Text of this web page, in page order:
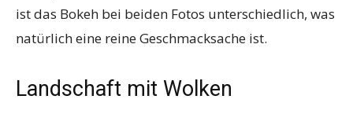
ist das Bokeh bei beiden Fotos unterschiedlich, was
natürlich eine reine Geschmacksache ist.
Landschaft mit Wolken